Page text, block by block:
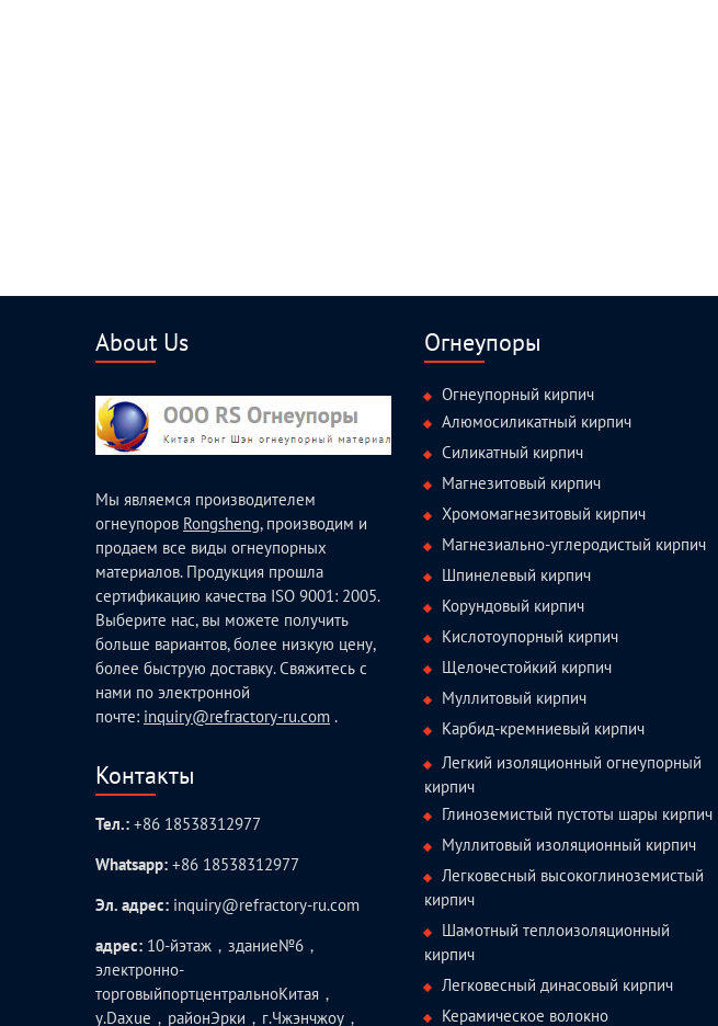
About Us
Мы являемся производителем
огнеупоров Rongsheng, производим и
продаем все виды огнеупорных
материалов. Продукция прошла
сертификацию качества ISO 9001: 2005.
Выберите нас, вы можете получить
больше вариантов, более низкую цену,
более быструю доставку. Свяжитесь с
нами по электронной
почте: inquiry@refractory-ru.com .
Контакты
Тел.: +86 18538312977
Whatsapp: +86 18538312977
Эл. адрес: inquiry@refractory-ru.com
адрес: 10-йэтаж，здание№6，
электронно-
торговыйпортцентральноКитая，
у.Daxue，районЭрки，г.Чжэнчжоу，
Огнеупоры
Огнеупорный кирпич
Алюмосиликатный кирпич
Силикатный кирпич
Магнезитовый кирпич
Хромомагнезитовый кирпич
Магнезиально-углеродистый кирпич
Шпинелевый кирпич
Корундовый кирпич
Кислотоупорный кирпич
Щелочестойкий кирпич
Муллитовый кирпич
Карбид-кремниевый кирпич
Легкий изоляционный огнеупорный
кирпич
Глиноземистый пустоты шары кирпич
Муллитовый изоляционный кирпич
Легковесный высокоглиноземистый
кирпич
Шамотный теплоизоляционный
кирпич
Легковесный динасовый кирпич
Керамическое волокно